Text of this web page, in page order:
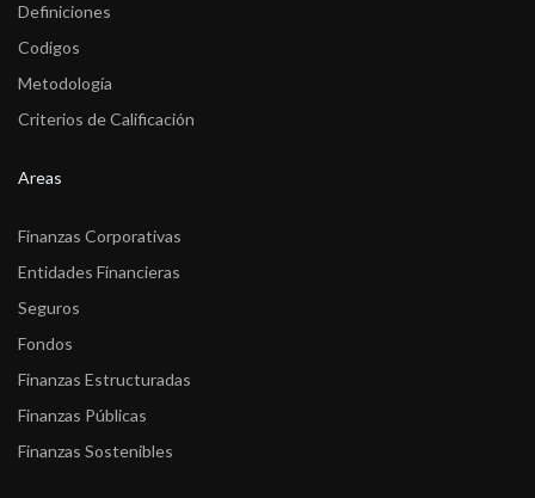
Definiciones
Codigos
Metodología
Criterios de Calificación
Areas
Finanzas Corporativas
Entidades Financieras
Seguros
Fondos
Finanzas Estructuradas
Finanzas Públicas
Finanzas Sostenibles